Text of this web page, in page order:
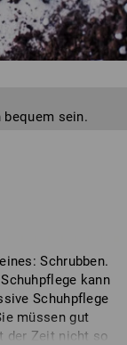
wir Ihnen
damit
Ihren Schuhen
sein.
Schrubben.
kann
Schuhpflege
müssen gut
der Zeit nicht so